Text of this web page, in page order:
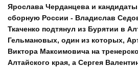
Ярослава Черданцева и
сборную России - Владислав
Ткаченко подтянул из Бурятии в
Гельмановых, один из которых,
Виктора Максимовича на
Алтайского края, а Сергея